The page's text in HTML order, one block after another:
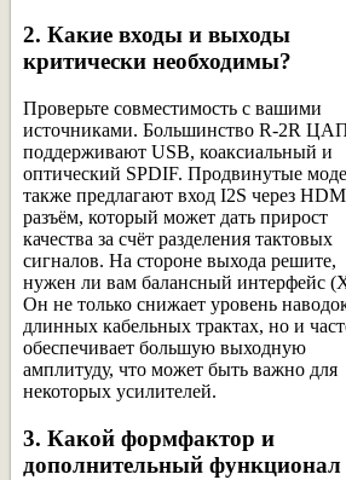
2. Какие входы и выходы
критически необходимы?
Проверьте совместимость с вашими
источниками. Большинство R-2R
поддерживают USB, коаксиальный и
оптический SPDIF. Продвинутые
также предлагают вход I2S через
разъём, который может дать прирост
качества за счёт разделения тактовых
сигналов. На стороне выхода решите,
нужен ли вам балансный интерфейс
Он не только снижает уровень
длинных кабельных трактах, но и
обеспечивает большую выходную
амплитуду, что может быть важно для
некоторых усилителей.
3. Какой формфактор и
дополнительный